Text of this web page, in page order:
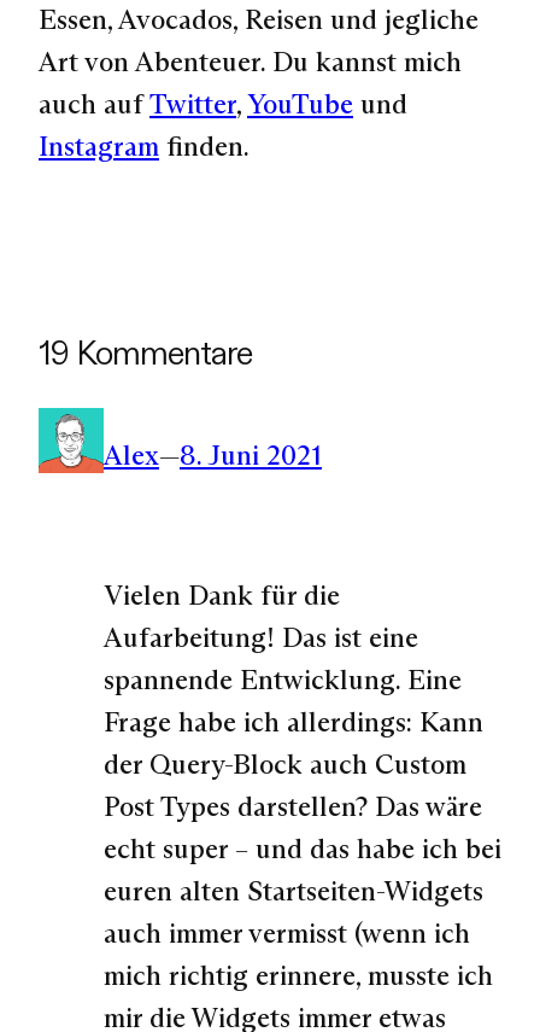
Essen, Avocados, Reisen und jegliche
Art von Abenteuer. Du kannst mich
auch aufTwitter,YouTube und
Instagram finden.
19 Kommentare
Alex—8. Juni 2021
Vielen Dank für die
Aufarbeitung! Das ist eine
spannende Entwicklung. Eine
Frage habe ich allerdings: Kann
der Query-Block auch Custom
Post Types darstellen? Das wäre
echt super – und das habe ich bei
euren alten Startseiten-Widgets
auch immer vermisst (wenn ich
mich richtig erinnere, musste ich
mir die Widgets immer etwas